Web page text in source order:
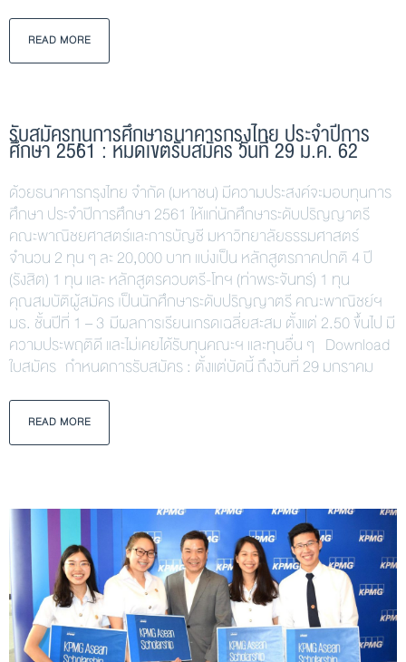
READ MORE
รับสมัครทุนการศึกษาธนาคารกรุงไทย ประจำปีการ
ศึกษา 2561 : หมดเขตรับสมัคร วันที่ 29 ม.ค. 62
ด้วยธนาคารกรุงไทย จำกัด (มหาชน) มีความประสงค์จะมอบทุนการ
ศึกษา ประจำปีการศึกษา 2561 ให้แก่นักศึกษาระดับปริญญาตรี
คณะพาณิชยศาสตร์และการบัญชี มหาวิทยาลัยธรรมศาสตร์
จำนวน 2 ทุน ๆ ละ 20,000 บาท แบ่งเป็น หลักสูตรภาคปกติ 4 ปี
(รังสิต) 1 ทุน และ หลักสูตรควบตรี-โทฯ (ท่าพระจันทร์) 1 ทุน
คุณสมบัติผู้สมัคร เป็นนักศึกษาระดับปริญญาตรี คณะพาณิชย์ฯ
มธ. ชั้นปีที่ 1 – 3 มีผลการเรียนเกรดเฉลี่ยสะสม ตั้งแต่ 2.50 ขึ้นไป มี
ความประพฤติดี และไม่เคยได้รับทุนคณะฯ และทุนอื่น ๆ Download
ใบสมัคร กำหนดการรับสมัคร : ตั้งแต่บัดนี้ ถึงวันที่ 29 มกราคม
READ MORE